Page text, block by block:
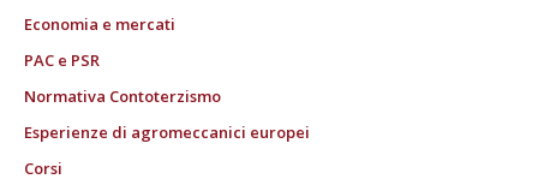
Economia e mercati
PAC e PSR
Normativa Contoterzismo
Esperienze di agromeccanici europei
Corsi